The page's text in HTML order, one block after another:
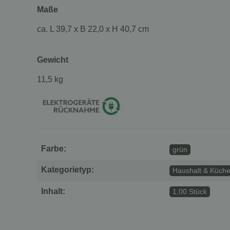
Maße
ca. L 39,7 x B 22,0 x H 40,7 cm
Gewicht
11,5 kg
Farbe: grün
Kategorietyp: Haushalt &
Inhalt: 1,00 Stück